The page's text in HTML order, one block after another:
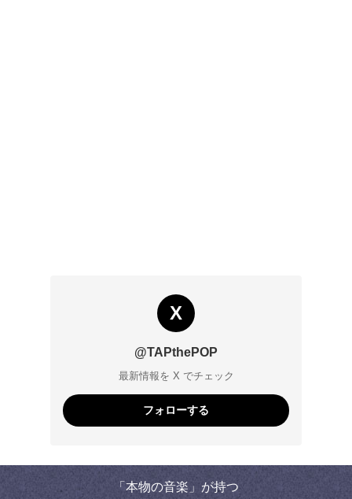
X
@TAPthePOP
最新情報を X でチェック
フォローする
「本物の音楽」が持つ